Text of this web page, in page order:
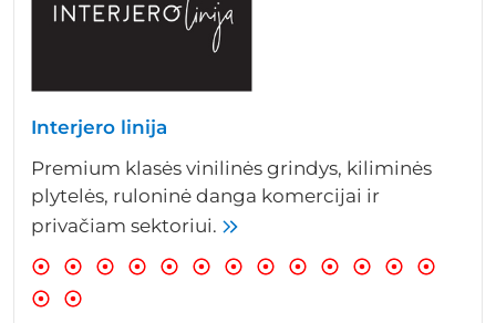
Interjero linija
Premium klasės vinilinės grindys, kiliminės
plytelės, ruloninė danga komercijai ir
privačiam sektoriui.